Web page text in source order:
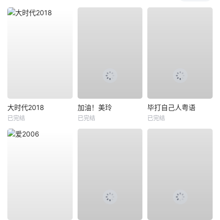
大时代2018
已完结
加油！美玲
已完结
毕打自己人粤语
已完结